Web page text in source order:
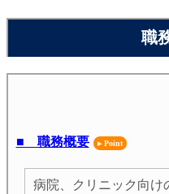
職
■ 職務概要
病院、クリニック向け